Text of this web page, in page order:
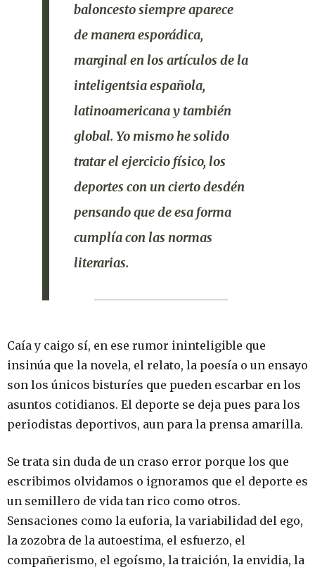
baloncesto siempre aparece
de manera esporádica,
marginal en los artículos de la
inteligentsiaespañola,
latinoamericana y también
global. Yo mismo he solido
tratar el ejercicio físico, los
deportes con un cierto desdén
pensando que de esa forma
cumplía con las normas
literarias.
Caía y caigo sí, en ese rumor ininteligible que
insinúa que la novela, el relato, la poesía o un ensayo
son los únicos bisturíes que pueden escarbar en los
asuntos cotidianos. El deporte se deja pues para los
periodistas deportivos, aun para la prensa amarilla.
Se trata sin duda de un craso error porque los que
escribimos olvidamos o ignoramos que el deporte es
un semillero de vida tan rico como otros.
Sensaciones como la euforia, la variabilidad del ego,
la zozobra de la autoestima, el esfuerzo, el
compañerismo, el egoísmo, la traición, la envidia, la